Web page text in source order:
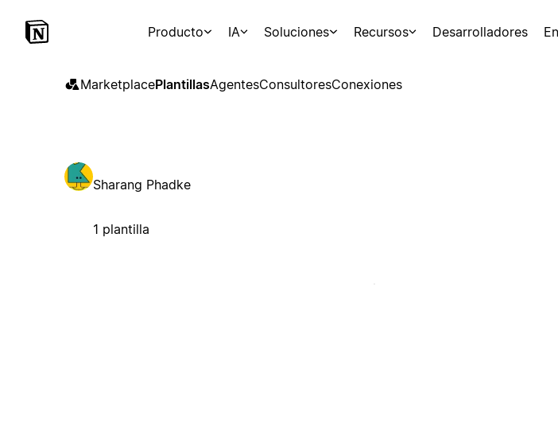
Producto IA Soluciones Recursos Desarrolladores
MarketplacePlantillasAgentesConsultoresConexiones
Sharang Phadke
1 plantilla